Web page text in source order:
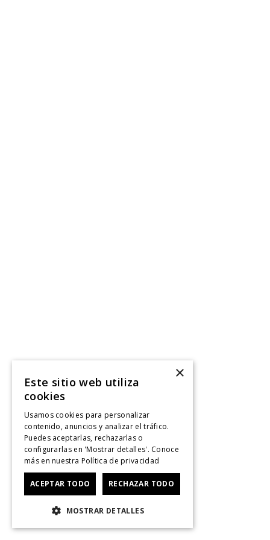
×
Este sitio web utiliza
cookies
Usamos cookies para personalizar
contenido, anuncios y analizar el tráfico.
Puedes aceptarlas, rechazarlas o
configurarlas en 'Mostrar detalles'. Conoce
más en nuestra Política de privacidad
ACEPTAR TODO RECHAZAR TODO
MOSTRAR DETALLES